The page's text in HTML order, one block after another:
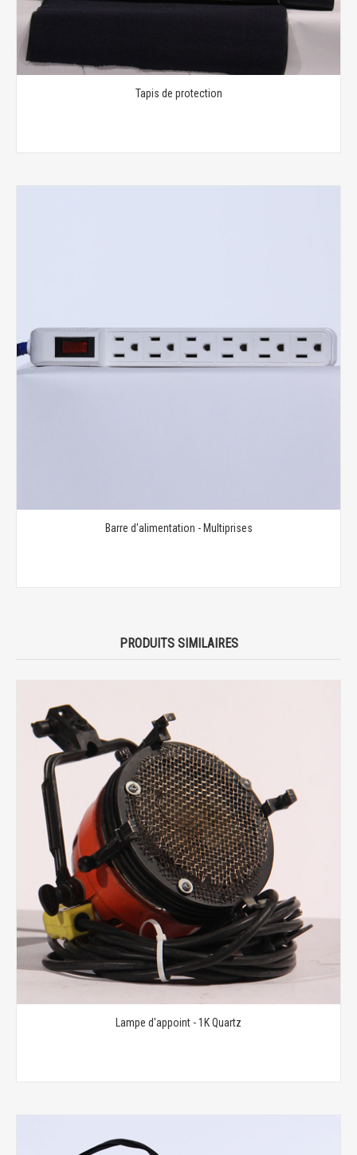
Tapis de protection
Barre d'alimentation - Multiprises
PRODUITS SIMILAIRES
Lampe d'appoint - 1K Quartz